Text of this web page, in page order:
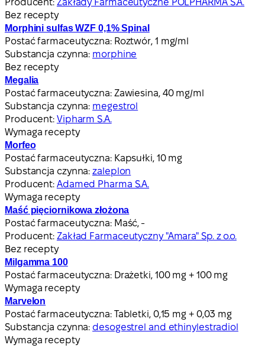
Bez recepty
Morphini sulfas WZF 0,1% Spinal
Postać farmaceutyczna: Roztwór, 1 mg/ml
Substancja czynna: morphine
Bez recepty
Megalia
Postać farmaceutyczna: Zawiesina, 40 mg/ml
Substancja czynna: megestrol
Producent: Vipharm S.A.
Wymaga recepty
Morfeo
Postać farmaceutyczna: Kapsułki, 10 mg
Substancja czynna:zaleplon
Producent: Adamed Pharma S.A.
Wymaga recepty
Maść pięciornikowa złożona
Postać farmaceutyczna: Maść, -
Producent: Zakład Farmaceutyczny "Amara" Sp. z o.o.
Bez recepty
Milgamma 100
Postać farmaceutyczna: Drażetki, 100 mg + 100 mg
Wymaga recepty
Marvelon
Postać farmaceutyczna: Tabletki, 0,15 mg + 0,03 mg
Substancja czynna: desogestrel and ethinylestradiol
Wymaga recepty